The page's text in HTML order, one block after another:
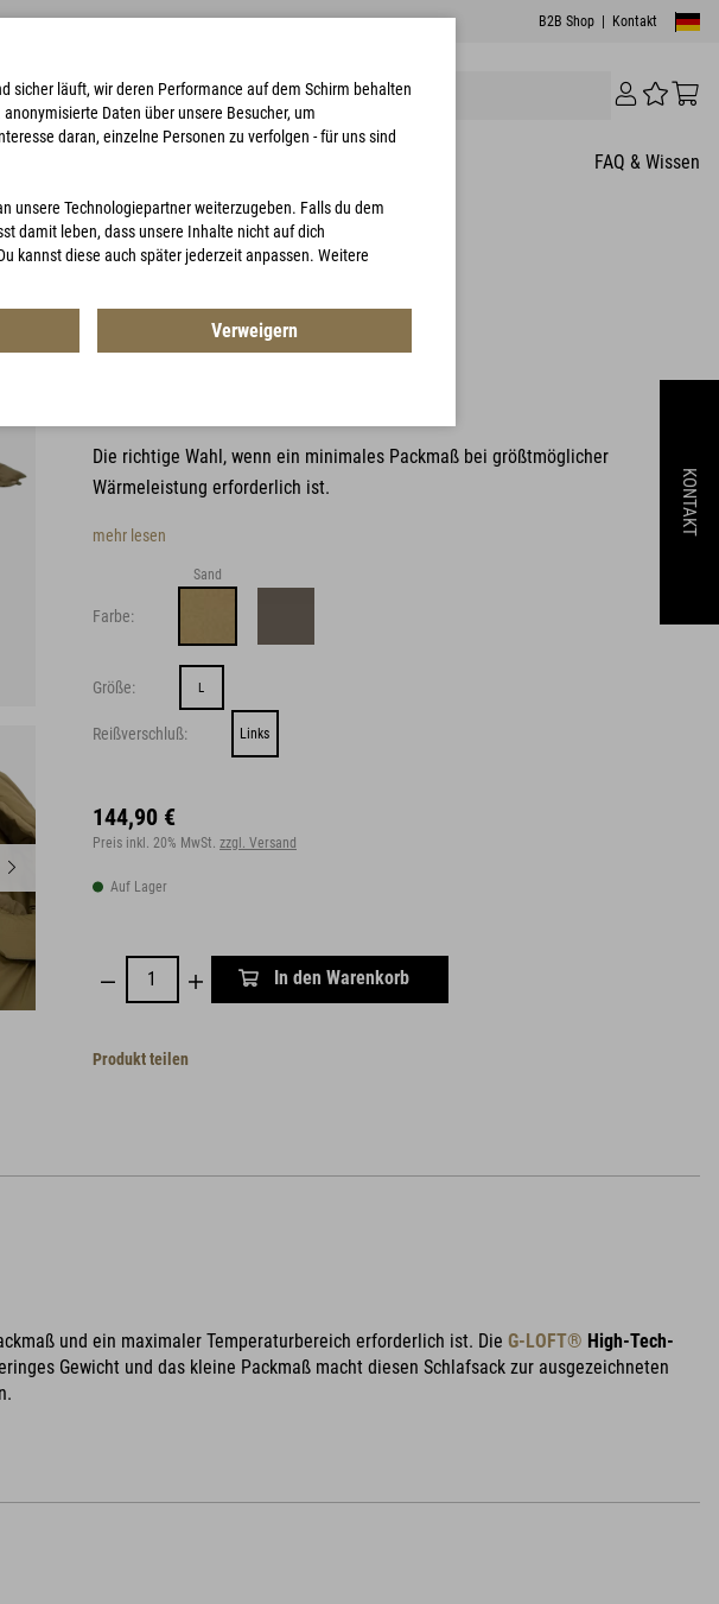
B2B Shop Kontakt
FAQ & Wissen
Eagle
Die richtige Wahl, wenn ein minimales Packmaß bei größtmöglicher
Wärmeleistung erforderlich ist.
mehr lesen
Farbe:
Sand
Größe: L
Reißverschluß: Links
144,90 €
Preis inkl. 20% MwSt. zzgl. Versand
Auf Lager
In den Warenkorb
Produkt teilen
und ein maximaler Temperaturbereich erforderlich ist. Die G-LOFT® High-Tech-
Gewicht und das kleine Packmaß macht diesen Schlafsack zur ausgezeichneten
KONTAKT
sicher läuft, wir deren Performance auf dem Schirm behalten
Daten über unsere Besucher, um
daran, einzelne Personen zu verfolgen - für uns sind
unsere Technologiepartner weiterzugeben. Falls du dem
damit leben, dass unsere Inhalte nicht auf dich
kannst diese auch später jederzeit anpassen. Weitere
Verweigern